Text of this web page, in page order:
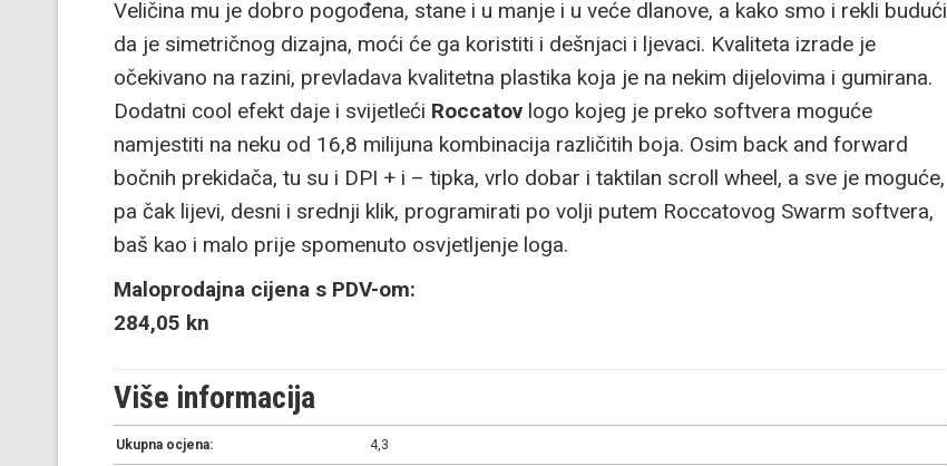
Veličina mu je dobro pogođena, stane i u manje i u veće dlanove, a kako smo i rekli budući
da je simetričnog dizajna, moći će ga koristiti i dešnjaci i ljevaci. Kvaliteta izrade je
očekivano na razini, prevladava kvalitetna plastika koja je na nekim dijelovima i gumirana.
Dodatni cool efekt daje i svijetleći Roccatov logo kojeg je preko softvera moguće
namjestiti na neku od 16,8 milijuna kombinacija različitih boja. Osim back and forward
bočnih prekidača, tu su i DPI + i – tipka, vrlo dobar i taktilan scroll wheel, a sve je moguće,
pa čak lijevi, desni i srednji klik, programirati po volji putem Roccatovog Swarm softvera,
baš kao i malo prije spomenuto osvjetljenje loga.
Maloprodajna cijena s PDV-om:
284,05 kn
Više informacija
Ukupna ocjena: 4,3